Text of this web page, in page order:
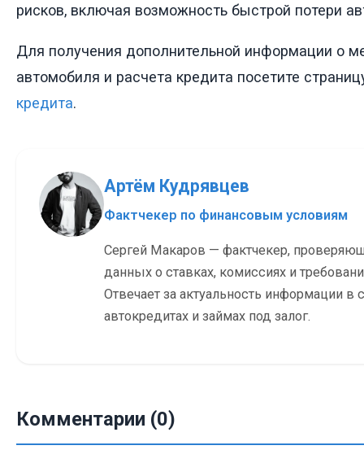
рисков, включая возможность быстрой потери
Для получения дополнительной информации о
автомобиля и расчета кредита посетите
кредита.
Артём Кудрявцев
Фактчекер по финансовым условиям
Сергей Макаров — фактчекер,
данных о ставках, комиссиях и
Отвечает за актуальность информации в
автокредитах и займах под залог.
Комментарии (0)